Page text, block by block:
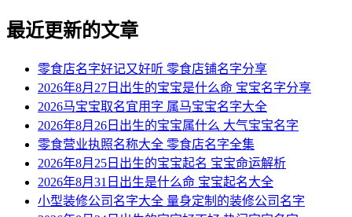
59、传驹、白钢、思雄、远宵、喜才
61、武强、立怡、涵邵、泰浚、有廉
62、希允、朋冠、弦海、雷衡、炫驰
63、齐捷、路竹、富盛、贤逸、瑜禧
64、梁霖、鑫琳、佑曙、濯恩、雄飒
65、植生、岩暠、雷晏、崇帆、达滕
最近更新的文章
零食店名字好记又好听 零食店铺名字分享
2026年8月27日出生的宝宝是什么命 宝宝名字分享
2026马宝宝取名宜用字 属马宝宝名字大全
2026年8月26日出生的宝宝属什么 大气宝宝名字
零食营业执照名称大全 零食店名字全集
2026年8月25日出生的宝宝起名 宝宝命运解析
2026年8月31日出生是什么命 宝宝起名大全
小型装修公司名字大全 量身定制的装修公司名字